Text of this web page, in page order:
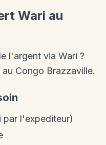
Wari au
l'argent via Wari ?
Congo Brazzaville.
par l'expediteur)